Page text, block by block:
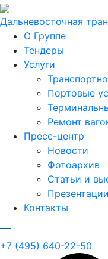
Дальневосточная
О Группе
Тендеры
Услуги
Портовые
Ремонт
Пресс-центр
Новости
Фотоархив
Статьи и
Презентации
Контакты
+7 (495) 640-22-50